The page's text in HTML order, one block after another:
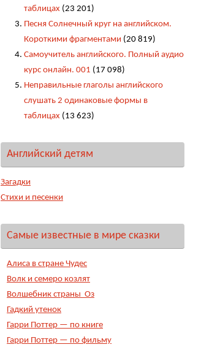
таблицах (23 201)
Песня Солнечный круг на английском.
Короткими фрагментами (20 819)
Самоучитель английского. Полный аудио
курс онлайн. 001 (17 098)
Неправильные глаголы английского
слушать 2 одинаковые формы в
таблицах (13 623)
Английский детям
Загадки
Стихи и песенки
Самые известные в мире сказки
Алиса в стране Чудес
Волк и семеро козлят
Волшебник страны Оз
Гадкий утенок
Гарри Поттер — по книге
Гарри Поттер — по фильму